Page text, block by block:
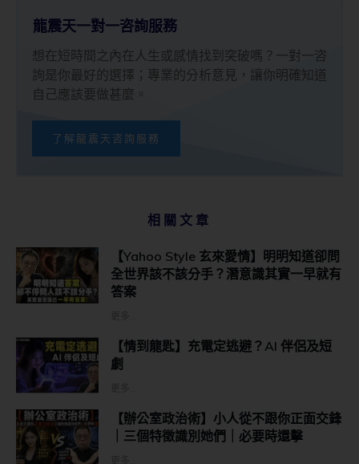
龍震天一對一咨詢服務
想在短時間之內在人生或感情找到突破嗎？一對一咨
詢是你最好的選擇；專業的分析意見，讓你明確知道
自己應該要做甚麼。
了解龍震天咨詢服務
相關文章
【Yahoo Style 玄來愛情】明明知道卻問
全世界該不該分手？潛意識其實一早就有
答案
【情到龍匙】充電定逃避？AI 伴侶及短
劇
【辦公室政治術】小人從不跟你正面交鋒
｜三個特徵識別她們｜必要時還擊